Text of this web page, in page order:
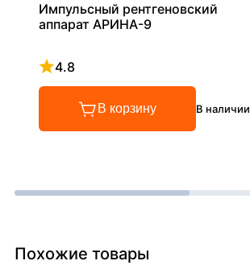
Импульсный рентгеновский
аппарат АРИНА-9
4.8
Рейтинг 4.8 из 5
В корзину В наличии
Похожие товары